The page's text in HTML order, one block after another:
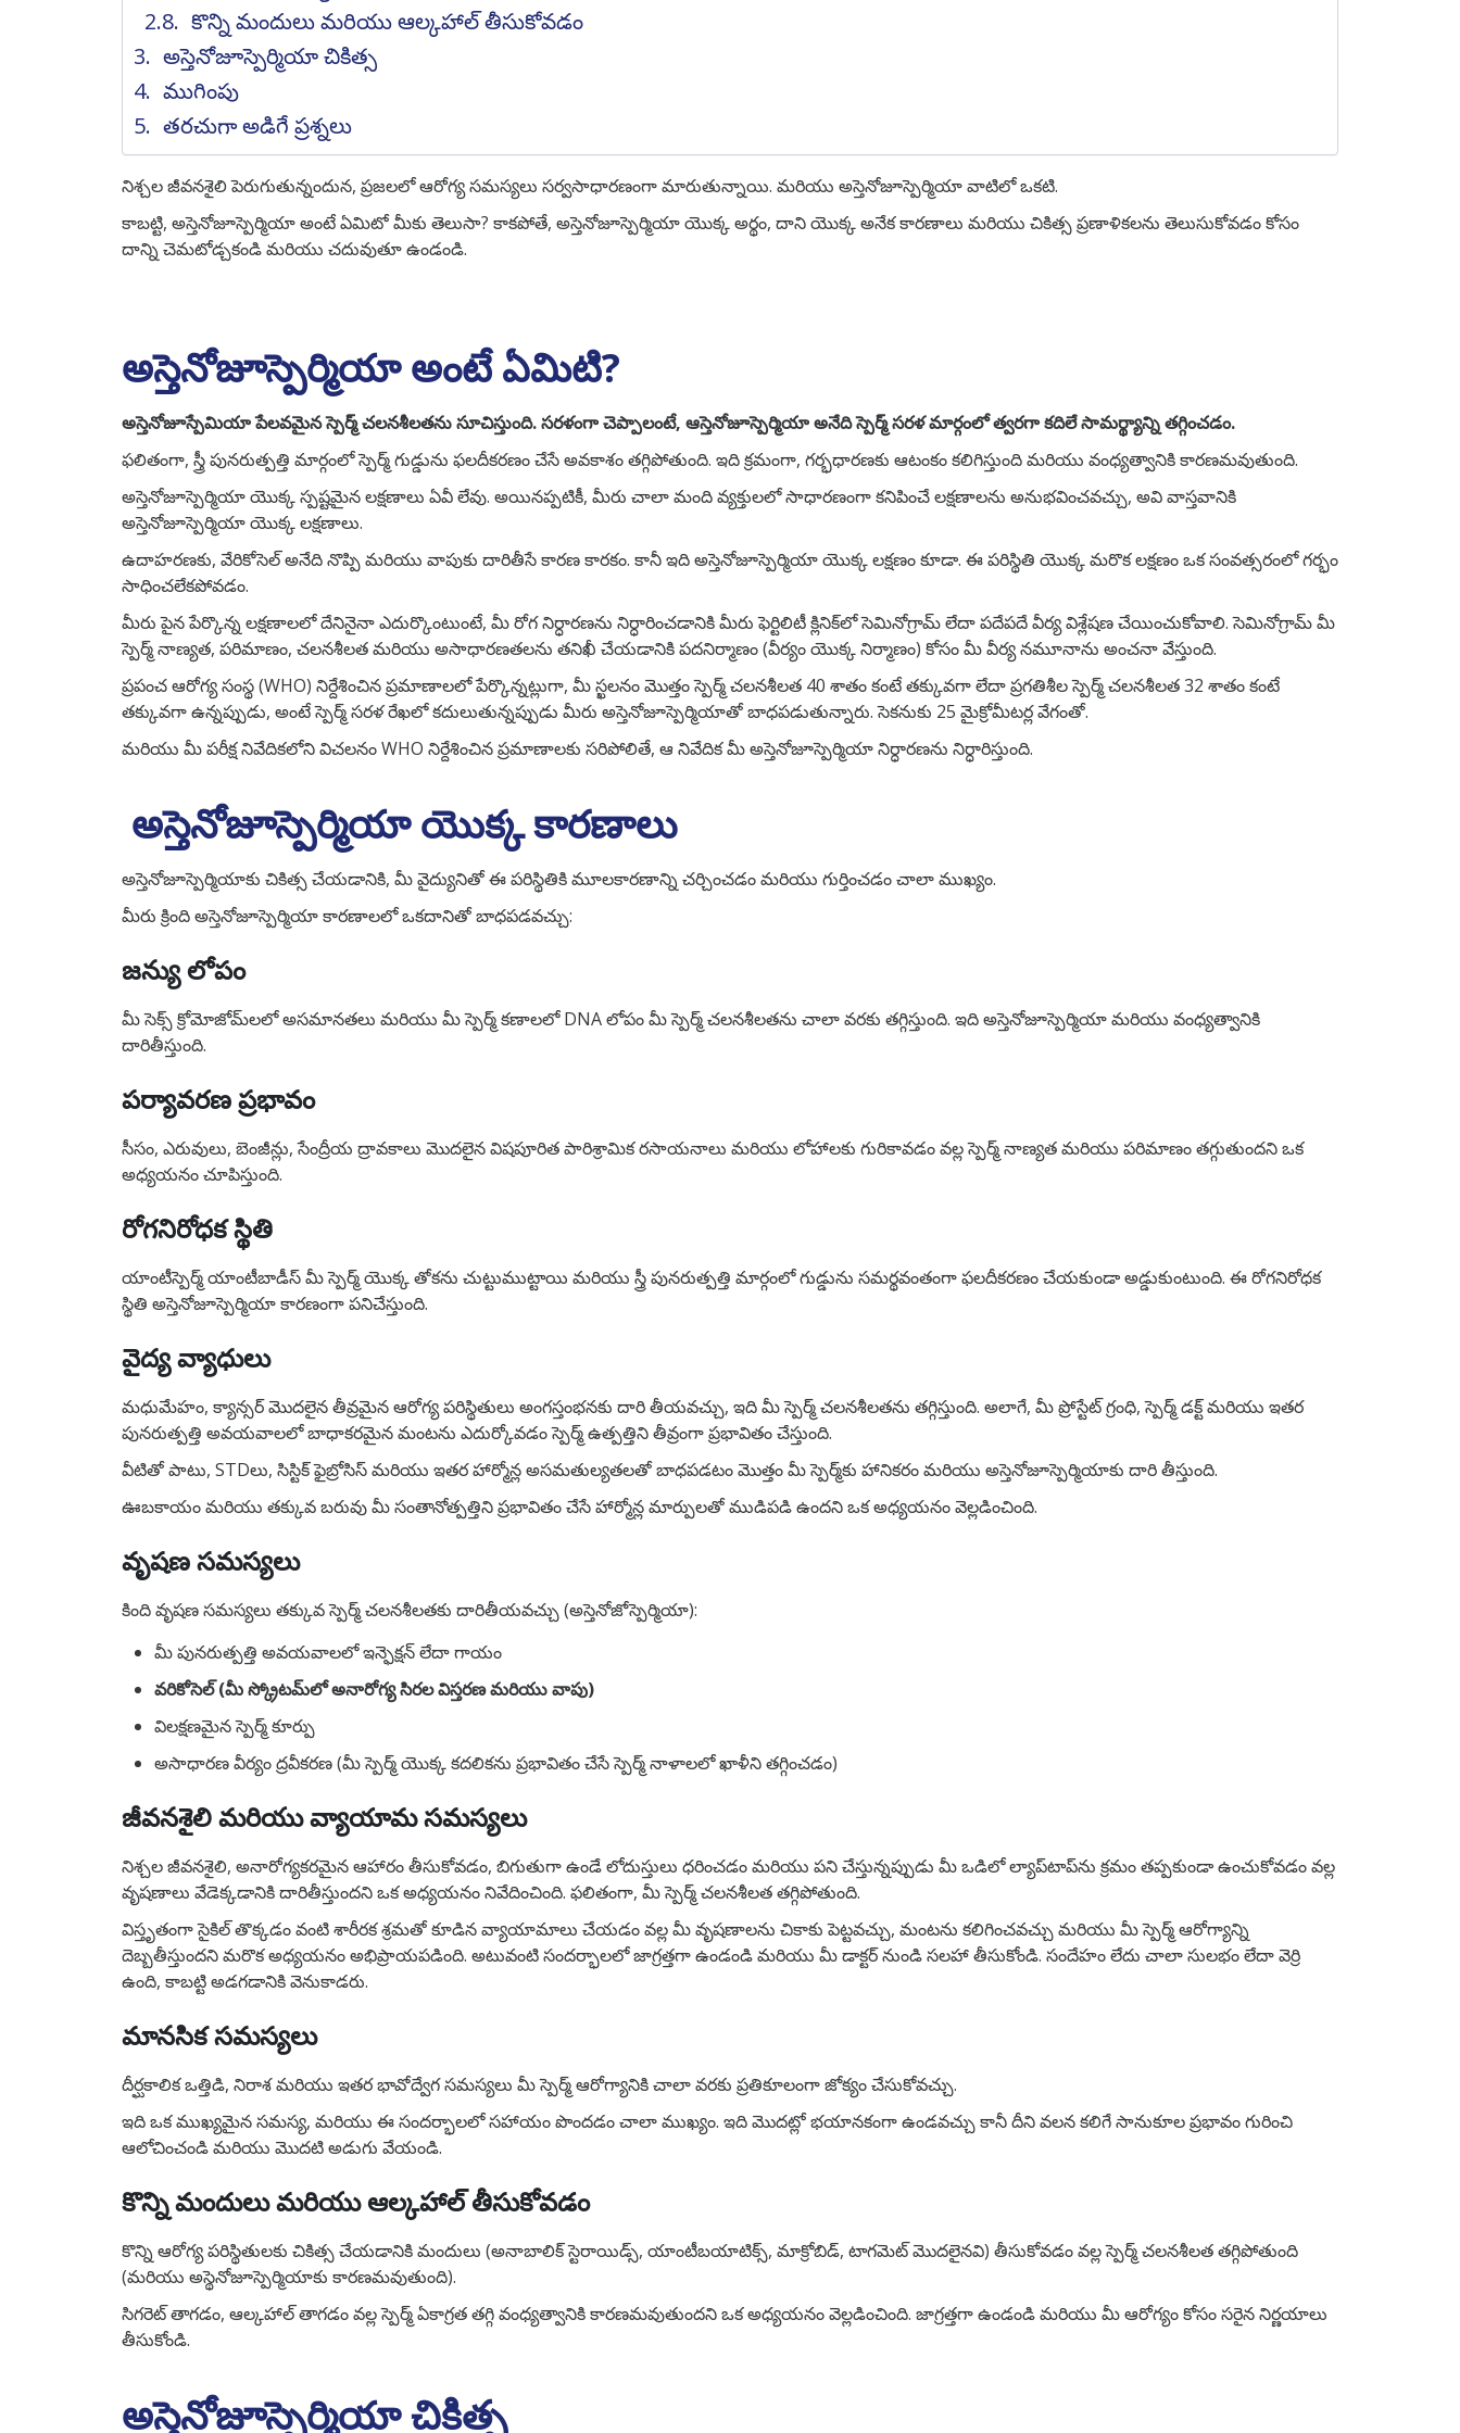
కొన్ని మందులు మరియు ఆల్కహాల్ తీసుకోవడం
అస్తెనోజూస్పెర్మియా చికిత్స
ముగింపు
తరచుగా అడిగే ప్రశ్నలు
నిశ్చల జీవనశైలి పెరుగుతున్నందున, ప్రజలలో ఆరోగ్య సమస్యలు సర్వసాధారణంగా మారుతున్నాయి. మరియు అస్తెనోజూస్పెర్మియా వాటిలో ఒకటి.
కాబట్టి, అస్తెనోజూస్పెర్మియా అంటే ఏమిటో మీకు తెలుసా? కాకపోతే, అస్తెనోజూస్పెర్మియా యొక్క అర్థం, దాని యొక్క అనేక కారణాలు మరియు చికిత్స ప్రణాళికలను తెలుసుకోవడం కోసం
దాన్ని చెమటోడ్చకండి మరియు చదువుతూ ఉండండి.
అస్తెనోజూస్పెర్మియా అంటే ఏమిటి?
అస్తెనోజూస్పేమియా పేలవమైన స్పెర్మ్ చలనశీలతను సూచిస్తుంది. సరళంగా చెప్పాలంటే, ఆస్తెనోజూస్పెర్మియా అనేది స్పెర్మ్ సరళ మార్గంలో త్వరగా కదిలే సామర్థ్యాన్ని తగ్గించడం.
ఫలితంగా, స్త్రీ పునరుత్పత్తి మార్గంలో స్పెర్మ్ గుడ్డును ఫలదీకరణం చేసే అవకాశం తగ్గిపోతుంది. ఇది క్రమంగా, గర్భధారణకు ఆటంకం కలిగిస్తుంది మరియు వంధ్యత్వానికి కారణమవుతుంది.
అస్తెనోజూస్పెర్మియా యొక్క స్పష్టమైన లక్షణాలు ఏవీ లేవు. అయినప్పటికీ, మీరు చాలా మంది వ్యక్తులలో సాధారణంగా కనిపించే లక్షణాలను అనుభవించవచ్చు, అవి వాస్తవానికి
అస్తెనోజూస్పెర్మియా యొక్క లక్షణాలు.
ఉదాహరణకు, వేరికోసెల్ అనేది నొప్పి మరియు వాపుకు దారితీసే కారణ కారకం. కానీ ఇది అస్తెనోజూస్పెర్మియా యొక్క లక్షణం కూడా. ఈ పరిస్థితి యొక్క మరొక లక్షణం ఒక సంవత్సరంలో గర్భం
సాధించలేకపోవడం.
మీరు పైన పేర్కొన్న లక్షణాలలో దేనినైనా ఎదుర్కొంటుంటే, మీ రోగ నిర్ధారణను నిర్ధారించడానికి మీరు ఫెర్టిలిటీ క్లినిక్‌లో సెమినోగ్రామ్ లేదా పదేపదే వీర్య విశ్లేషణ చేయించుకోవాలి. సెమినోగ్రామ్ మీ
స్పెర్మ్ నాణ్యత, పరిమాణం, చలనశీలత మరియు అసాధారణతలను తనిఖీ చేయడానికి పదనిర్మాణం (వీర్యం యొక్క నిర్మాణం) కోసం మీ వీర్య నమూనాను అంచనా వేస్తుంది.
ప్రపంచ ఆరోగ్య సంస్థ (WHO) నిర్దేశించిన ప్రమాణాలలో పేర్కొన్నట్లుగా, మీ స్ఖలనం మొత్తం స్పెర్మ్ చలనశీలత 40 శాతం కంటే తక్కువగా లేదా ప్రగతిశీల స్పెర్మ్ చలనశీలత 32 శాతం కంటే
తక్కువగా ఉన్నప్పుడు, అంటే స్పెర్మ్ సరళ రేఖలో కదులుతున్నప్పుడు మీరు అస్తెనోజూస్పెర్మియాతో బాధపడుతున్నారు. సెకనుకు 25 మైక్రోమీటర్ల వేగంతో.
మరియు మీ పరీక్ష నివేదికలోని విచలనం WHO నిర్దేశించిన ప్రమాణాలకు సరిపోలితే, ఆ నివేదిక మీ అస్తెనోజూస్పెర్మియా నిర్ధారణను నిర్ధారిస్తుంది.
అస్తెనోజూస్పెర్మియా యొక్క కారణాలు
అస్తెనోజూస్పెర్మియాకు చికిత్స చేయడానికి, మీ వైద్యునితో ఈ పరిస్థితికి మూలకారణాన్ని చర్చించడం మరియు గుర్తించడం చాలా ముఖ్యం.
మీరు క్రింది అస్తెనోజూస్పెర్మియా కారణాలలో ఒకదానితో బాధపడవచ్చు:
జన్యు లోపం
మీ సెక్స్ క్రోమోజోమ్‌లలో అసమానతలు మరియు మీ స్పెర్మ్ కణాలలో DNA లోపం మీ స్పెర్మ్ చలనశీలతను చాలా వరకు తగ్గిస్తుంది. ఇది అస్తెనోజూస్పెర్మియా మరియు వంధ్యత్వానికి
దారితీస్తుంది.
పర్యావరణ ప్రభావం
సీసం, ఎరువులు, బెంజీన్లు, సేంద్రీయ ద్రావకాలు మొదలైన విషపూరిత పారిశ్రామిక రసాయనాలు మరియు లోహాలకు గురికావడం వల్ల స్పెర్మ్ నాణ్యత మరియు పరిమాణం తగ్గుతుందని ఒక
అధ్యయనం చూపిస్తుంది.
రోగనిరోధక స్థితి
యాంటీస్పెర్మ్ యాంటీబాడీస్ మీ స్పెర్మ్ యొక్క తోకను చుట్టుముట్టాయి మరియు స్త్రీ పునరుత్పత్తి మార్గంలో గుడ్డును సమర్థవంతంగా ఫలదీకరణం చేయకుండా అడ్డుకుంటుంది. ఈ రోగనిరోధక
స్థితి అస్తెనోజూస్పెర్మియా కారణంగా పనిచేస్తుంది.
వైద్య వ్యాధులు
మధుమేహం, క్యాన్సర్ మొదలైన తీవ్రమైన ఆరోగ్య పరిస్థితులు అంగస్తంభనకు దారి తీయవచ్చు, ఇది మీ స్పెర్మ్ చలనశీలతను తగ్గిస్తుంది. అలాగే, మీ ప్రోస్టేట్ గ్రంధి, స్పెర్మ్ డక్ట్ మరియు ఇతర
పునరుత్పత్తి అవయవాలలో బాధాకరమైన మంటను ఎదుర్కోవడం స్పెర్మ్ ఉత్పత్తిని తీవ్రంగా ప్రభావితం చేస్తుంది.
వీటితో పాటు, STDలు, సిస్టిక్ ఫైబ్రోసిస్ మరియు ఇతర హార్మోన్ల అసమతుల్యతలతో బాధపడటం మొత్తం మీ స్పెర్మ్‌కు హానికరం మరియు అస్తెనోజూస్పెర్మియాకు దారి తీస్తుంది.
ఊబకాయం మరియు తక్కువ బరువు మీ సంతానోత్పత్తిని ప్రభావితం చేసే హార్మోన్ల మార్పులతో ముడిపడి ఉందని ఒక అధ్యయనం వెల్లడించింది.
వృషణ సమస్యలు
కింది వృషణ సమస్యలు తక్కువ స్పెర్మ్ చలనశీలతకు దారితీయవచ్చు (అస్తెనోజోస్పెర్మియా):
మీ పునరుత్పత్తి అవయవాలలో ఇన్ఫెక్షన్ లేదా గాయం
వరికోసెల్ (మీ స్క్రోటమ్‌లో అనారోగ్య సిరల విస్తరణ మరియు వాపు)
విలక్షణమైన స్పెర్మ్ కూర్పు
అసాధారణ వీర్యం ద్రవీకరణ (మీ స్పెర్మ్ యొక్క కదలికను ప్రభావితం చేసే స్పెర్మ్ నాళాలలో ఖాళీని తగ్గించడం)
జీవనశైలి మరియు వ్యాయామ సమస్యలు
నిశ్చల జీవనశైలి, అనారోగ్యకరమైన ఆహారం తీసుకోవడం, బిగుతుగా ఉండే లోదుస్తులు ధరించడం మరియు పని చేస్తున్నప్పుడు మీ ఒడిలో ల్యాప్‌టాప్‌ను క్రమం తప్పకుండా ఉంచుకోవడం వల్ల
వృషణాలు వేడెక్కడానికి దారితీస్తుందని ఒక అధ్యయనం నివేదించింది. ఫలితంగా, మీ స్పెర్మ్ చలనశీలత తగ్గిపోతుంది.
విస్తృతంగా సైకిల్ తొక్కడం వంటి శారీరక శ్రమతో కూడిన వ్యాయామాలు చేయడం వల్ల మీ వృషణాలను చికాకు పెట్టవచ్చు, మంటను కలిగించవచ్చు మరియు మీ స్పెర్మ్ ఆరోగ్యాన్ని
దెబ్బతీస్తుందని మరొక అధ్యయనం అభిప్రాయపడింది. అటువంటి సందర్భాలలో జాగ్రత్తగా ఉండండి మరియు మీ డాక్టర్ నుండి సలహా తీసుకోండి. సందేహం లేదు చాలా సులభం లేదా వెర్రి
ఉంది, కాబట్టి అడగడానికి వెనుకాడరు.
మానసిక సమస్యలు
దీర్ఘకాలిక ఒత్తిడి, నిరాశ మరియు ఇతర భావోద్వేగ సమస్యలు మీ స్పెర్మ్ ఆరోగ్యానికి చాలా వరకు ప్రతికూలంగా జోక్యం చేసుకోవచ్చు.
ఇది ఒక ముఖ్యమైన సమస్య, మరియు ఈ సందర్భాలలో సహాయం పొందడం చాలా ముఖ్యం. ఇది మొదట్లో భయానకంగా ఉండవచ్చు కానీ దీని వలన కలిగే సానుకూల ప్రభావం గురించి
ఆలోచించండి మరియు మొదటి అడుగు వేయండి.
కొన్ని మందులు మరియు ఆల్కహాల్ తీసుకోవడం
కొన్ని ఆరోగ్య పరిస్థితులకు చికిత్స చేయడానికి మందులు (అనాబాలిక్ స్టెరాయిడ్స్, యాంటీబయాటిక్స్, మాక్రోబిడ్, టాగమెట్ మొదలైనవి) తీసుకోవడం వల్ల స్పెర్మ్ చలనశీలత తగ్గిపోతుంది
(మరియు అస్థెనోజూస్పెర్మియాకు కారణమవుతుంది).
సిగరెట్ తాగడం, ఆల్కహాల్ తాగడం వల్ల స్పెర్మ్ ఏకాగ్రత తగ్గి వంధ్యత్వానికి కారణమవుతుందని ఒక అధ్యయనం వెల్లడించింది. జాగ్రత్తగా ఉండండి మరియు మీ ఆరోగ్యం కోసం సరైన నిర్ణయాలు
తీసుకోండి.
అస్తెనోజూస్పెర్మియా చికిత్స